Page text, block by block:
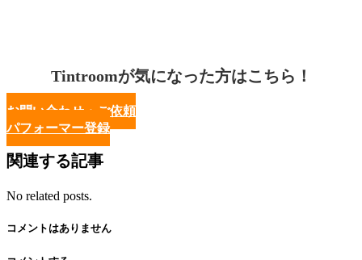
Tintroomが気になった方はこちら！
お問い合わせ・ご依頼
パフォーマー登録
関連する記事
No related posts.
コメントはありません